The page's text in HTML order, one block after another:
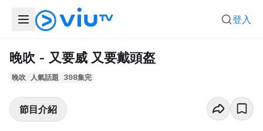
登入
晚吹 - 又要威 又要戴頭盔
晚吹 人氣話題 398集完
節目介紹